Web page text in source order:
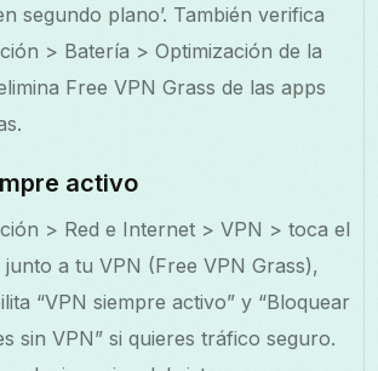
segundo plano’. También verifica
> Batería > Optimización de la
Free VPN Grass de las apps
activo
> Red e Internet > VPN > toca el
junto a tu VPN (Free VPN Grass),
“VPN siempre activo” y “Bloquear
sin VPN” si quieres tráfico seguro.